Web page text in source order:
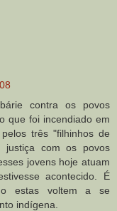
contra os povos
que foi incendiado em
três "filhinhos de
com os povos
jovens hoje atuam
acontecido. É
estas voltem a se
indígena.